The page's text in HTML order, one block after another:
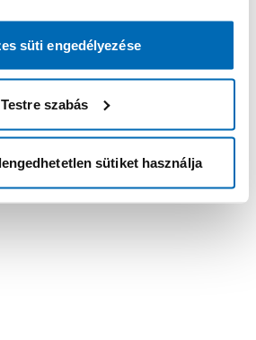
süti engedélyezése
Testre szabás
sütiket használja